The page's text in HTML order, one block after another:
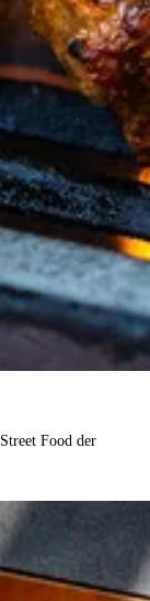
Food der